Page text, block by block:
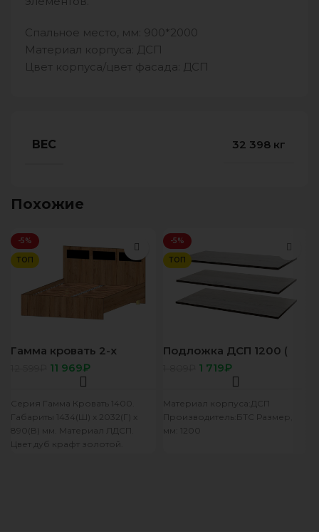
Спальное место, мм: 900*2000
Материал корпуса: ДСП
Цвет корпуса/цвет фасада: ДСП
ВЕС 32 398 кг
Похожие
-5%
ТОП
Гамма кровать 2-х
спальная 1400 дуб
крафт/ дуб вотан
11 969₽
Серия Гамма Кровать 1400.
Габариты 1434(Ш) х 2032(Г) х
890(В) мм. Материал ЛДСП.
Цвет дуб крафт золотой.
-5%
ТОП
Подложка ДСП 1200 (
Фиеста). 4 элем
1 719₽
Материал корпуса:ДСП
Производитель:БТС Размер,
мм: 1200